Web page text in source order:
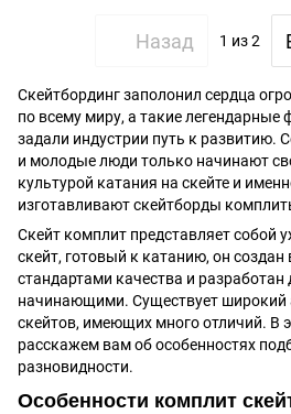
Назад 1 из 2
Скейтбординг заполонил сердца
по всему миру, а такие легендарные
задали индустрии путь к развитию.
и молодые люди только начинают
культурой катания на скейте и
изготавливают скейтборды
Скейт комплит представляет собой
скейт, готовый к катанию, он создан
стандартами качества и разработан
начинающими. Существует широкий
скейтов, имеющих много отличий. В
расскажем вам об особенностях
разновидности.
Особенности комплит